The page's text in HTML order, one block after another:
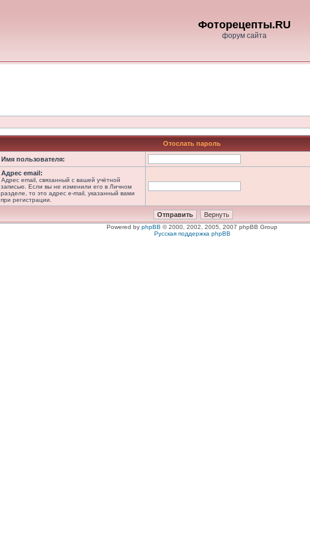
Фоторецепты.RU
форум сайта
Отослать пароль
Имя пользователя:
Адрес email:
Адрес email, связанный с вашей учётной
записью. Если вы не изменили его в Личном
разделе, то это адрес e-mail, указанный вами
при регистрации.
Powered by phpBB © 2000, 2002, 2005, 2007 phpBB Group
Русская поддержка phpBB